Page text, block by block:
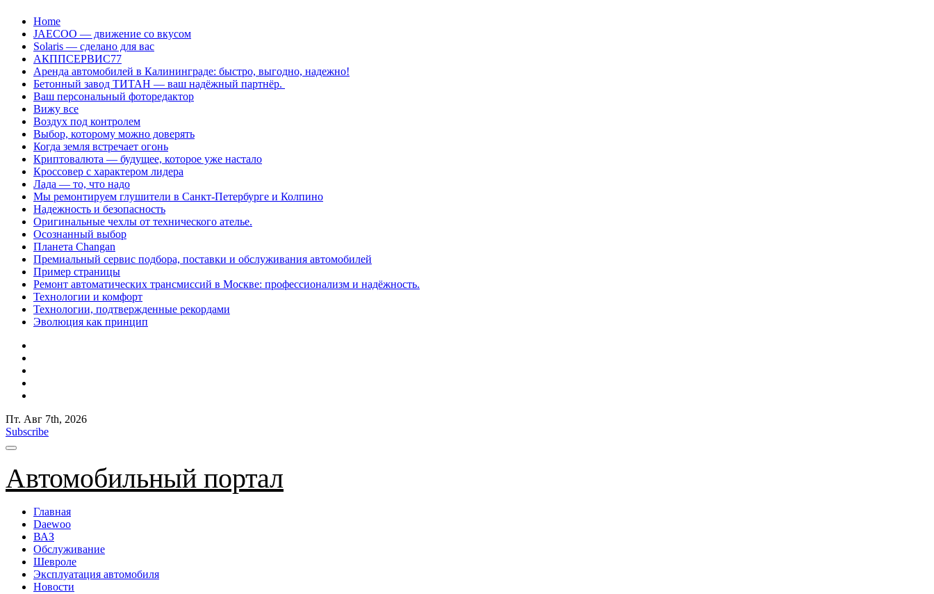
Перейти
содержанию
Home
JAECOO — движение со вкусом
Solaris — сделано для вас
АКППСЕРВИС77
Аренда автомобилей в Калининграде: быстро, выгодно, надежно!
Бетонный завод ТИТАН — ваш надёжный партнёр.
Ваш персональный фоторедактор
Вижу все
Воздух под контролем
Выбор, которому можно доверять
Когда земля встречает огонь
Криптовалюта — будущее, которое уже настало
Кроссовер с характером лидера
Лада — то, что надо
Мы ремонтируем глушители в Санкт-Петербурге и Колпино
Надежность и безопасность
Оригинальные чехлы от технического ателье.
Осознанный выбор
Планета Changan
Премиальный сервис подбора, поставки и обслуживания автомобилей
Пример страницы
Ремонт автоматических трансмиссий в Москве: профессионализм и надёжность.
Технологии и комфорт
Технологии, подтвержденные рекордами
Эволюция как принцип
Пт. Авг 7th, 2026
Subscribe
Автомобильный портал
Главная
Daewoo
ВАЗ
Обслуживание
Шевроле
Эксплуатация автомобиля
Новости